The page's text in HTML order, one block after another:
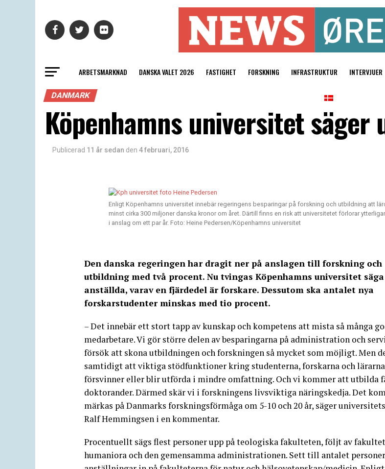
ARBETSMARKNAD DANSKA VALET 2026 FASTIGHET FORSKNING INFRASTRUKTUR INTERVJUER
DANMARK
Köpenhamns universitet säger
Publicerad 11 år sedan den 4 februari, 2016
Enligt Köpenhamns universitet innebär regeringens besparingar på forskning och utbildning att
minst cirka 300 miljoner danska kronor om året. Därtill finns en risk att universitetet förlorar
i anslag om ett par år. Foto: Heine Pedersen/Köpenhamns universitet
Den danska regeringen har dragit ner på anslagen till forskning och
utbildning med två procent. Nu tvingas Köpenhamns universitet säga
anställda, varav en fjärdedel är forskare. Dessutom ska antalet nya
forskarstudenter minskas med tio procent.
– Det innebär ett stort tapp av kunskap och kompetens att mista så många
medarbetare. Vi gör större delen av besparingarna på administration och
försök att skona utbildningen och forskningen så mycket som möjligt. Men
samtidigt att viktiga stödfunktioner kring studenterna, forskarna och lärarna
försvinner eller blir utförda i mindre omfattning. Och vi kommer att utbilda
doktorander. Därmed skär vi i forskningens livsviktiga näringskedja. Det
märkas på Danmarks forskningsförmåga om 5-10 och 20 år, säger
Ralf Hemmingsen i en kommentar.
Procentuellt sägs flest personer upp på teologiska fakulteten, följt av
humaniora och den gemensamma administrationen. Sett till antalet